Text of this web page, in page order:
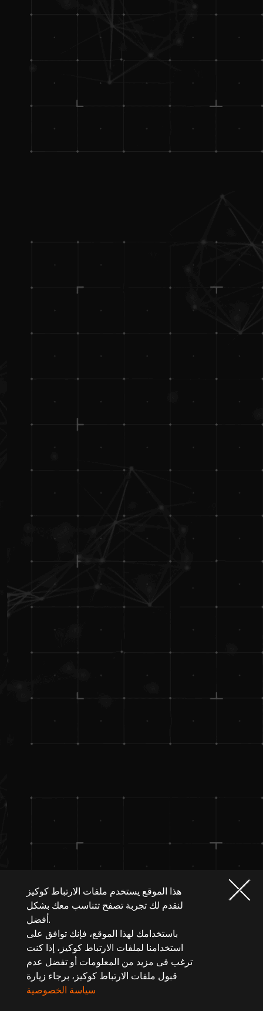
هذا الموقع يستخدم ملفات الارتباط كوكيز
لنقدم لك تجربة تصفح تتناسب معك بشكل
أفضل.
باستخدامك لهذا الموقع، فإنك توافق على
استخدامنا لملفات الارتباط كوكيز، إذا كنت
ترغب فى مزيد من المعلومات أو تفضل عدم
قبول ملفات الارتباط كوكيز، برجاء زيارة
سياسة الخصوصية